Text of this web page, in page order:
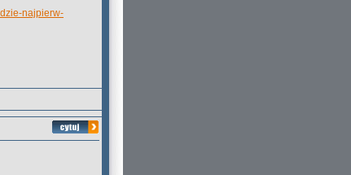
najpierw-